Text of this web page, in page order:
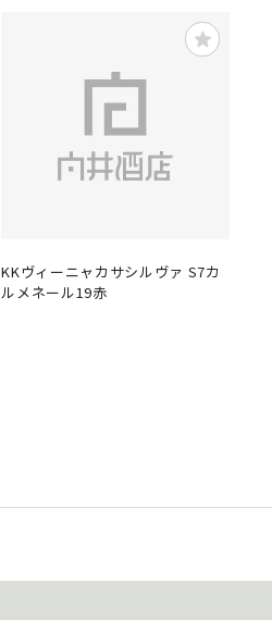
KKヴィーニャカサシルヴァ S7カ
ルメネール19赤